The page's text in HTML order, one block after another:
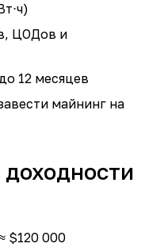
ЦОДов и
12 месяцев
майнинг на
$120 000